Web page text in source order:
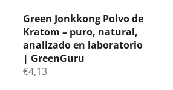
Green Jonkkong Polvo de
Kratom – puro, natural,
analizado en laboratorio
| GreenGuru
€4,13